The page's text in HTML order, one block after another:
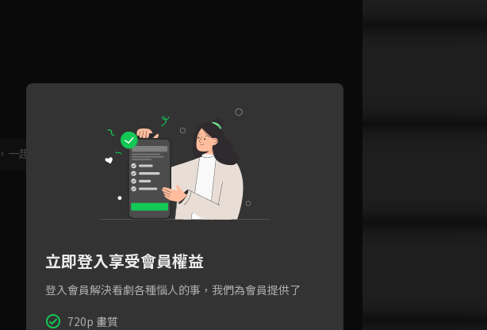
，一起共創新版留言功能！
立即登入享受會員權益
登入會員解決看劇各種惱人的事，我們為會員提供了
720p 畫質